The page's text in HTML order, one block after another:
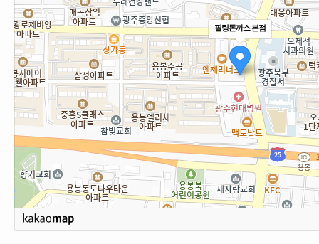
필링돈까스 본점